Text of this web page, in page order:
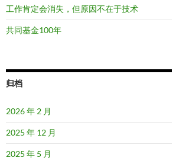
工作肯定会消失，但原因不在于技术
共同基金100年
归档
2026 年 2 月
2025 年 12 月
2025 年 5 月